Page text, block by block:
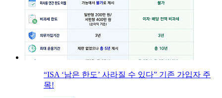
“ISA ‘남은 한도’ 사라질 수 있다” 기존 가입자 주
목!